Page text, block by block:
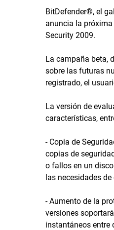
BitDefender®, el
anuncia la
Security 2009.
La campaña beta,
sobre las futuras
registrado, el
La versión de
características,
- Copia de
copias de
o fallos en un
las necesidades
- Aumento de la
versiones
instantáneos entre